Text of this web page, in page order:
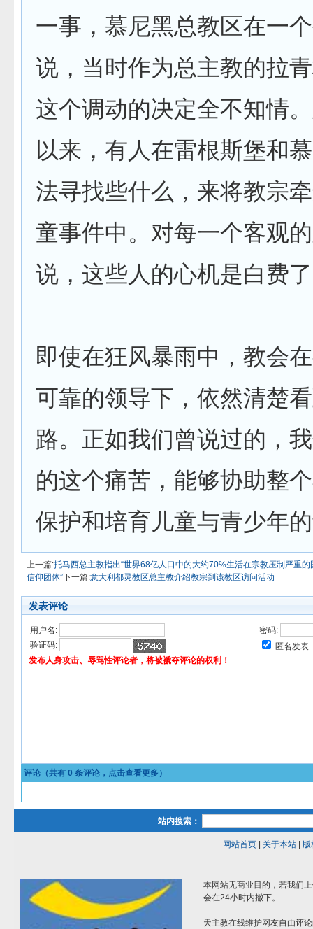
一事，慕尼黑总教区在一
说，当时作为总主教的拉
这个调动的决定全不知情
以来，有人在雷根斯堡和
法寻找些什么，来将教宗
童事件中。对每一个客观
说，这些人的心机是白费
即使在狂风暴雨中，教会
可靠的领导下，依然清楚
路。正如我们曾说过的，
的这个痛苦，能够协助整
保护和培育儿童与青少年
上一篇:托马西总主教指出“世界68亿人口中的大约70%生活在宗教压制严重
信仰团体”下一篇:意大利都灵教区总主教介绍教宗到该教区访问活动
发表评论
用户名:
密码:
验证码:
匿名发表
发布人身攻击、辱骂性评论者，将被褫夺评论的权利！
评论（共有 0 条评论，点击查看更多）
站内搜索：
网站首页| 关于本站| 版
本网站无商业目的，若我们
会在24小时内撤下。
天主教在线维护网友自由评